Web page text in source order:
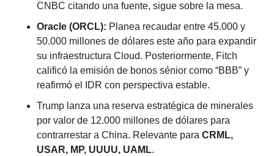
CNBC citando una fuente, sigue sobre la mesa.
Oracle (ORCL): Planea recaudar entre 45.000 y
50.000 millones de dólares este año para expandir
su infraestructura Cloud. Posteriormente, Fitch
calificó la emisión de bonos sénior como “BBB” y
reafirmó el IDR con perspectiva estable.
Trump lanza una reserva estratégica de minerales
por valor de 12.000 millones de dólares para
contrarrestar a China. Relevante para CRML,
USAR, MP, UUUU, UAML.